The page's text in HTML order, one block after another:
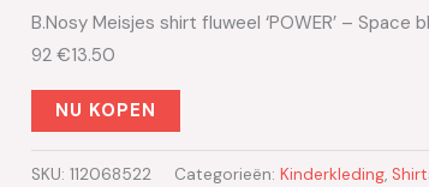
B.Nosy Meisjes shirt fluweel ‘POWER’ –
92 €13.50
NU KOPEN
SKU: 112068522 Categorieën: Kinderkleding,